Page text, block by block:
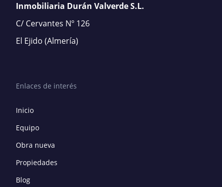
Inmobiliaria Durán Valverde S.L.
C/ Cervantes Nº 126
El Ejido (Almería)
Enlaces de interés
Inicio
Equipo
Obra nueva
Propiedades
Blog